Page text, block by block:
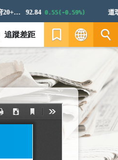
ICE美國政府20+年期債券指數 92.84 0.55(-0.59%) 道瓊
追蹤差距
EN